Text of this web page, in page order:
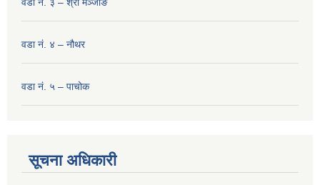
वडा नं. ४ – नौथर
वडा नं. ५ – पाचोक
सूचना अधिकारी